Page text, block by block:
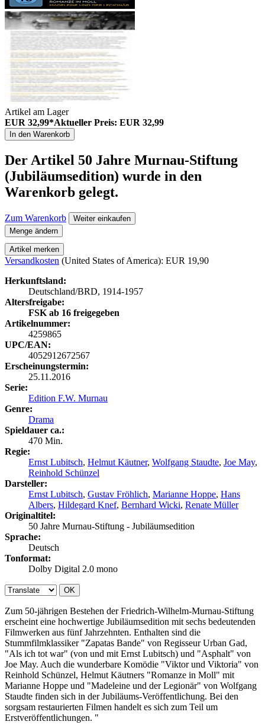
Artikel am Lager
EUR 32,99*Aktueller Preis: EUR 32,99
In den Warenkorb
Der Artikel 50 Jahre Murnau-Stiftung
(Jubiläumsedition) wurde in den
Warenkorb gelegt.
Zum Warenkorb
Weiter einkaufen
Menge ändern
Artikel merken
Versandkosten (United States of America): EUR 19,90
Herkunftsland:
Deutschland/BRD, 1914-1957
Altersfreigabe:
FSK ab 16 freigegeben
Artikelnummer:
4259865
UPC/EAN:
4052912672567
Erscheinungstermin:
25.11.2016
Serie:
Edition F.W. Murnau
Genre:
Drama
Spieldauer ca.:
470 Min.
Regie:
Ernst Lubitsch, Helmut Käutner, Wolfgang Staudte, Joe May,
Reinhold Schünzel
Darsteller:
Ernst Lubitsch, Gustav Fröhlich, Marianne Hoppe, Hans
Albers, Hildegard Knef, Bernhard Wicki, Renate Müller
Originaltitel:
50 Jahre Murnau-Stiftung - Jubiläumsedition
Sprache:
Deutsch
Tonformat:
Dolby Digital 2.0 mono
OK
Zum 50-jährigen Bestehen der Friedrich-Wilhelm-Murnau-Stiftung
erscheint eine hochwertige Jubiläumsedition mit sechs bedeutenden
Filmwerken aus fünf Jahrzehnten. Enthalten sind die
Stummfilmklassiker "Zapatas Bande" von Regisseur Urban Gad,
"Als ich tot war" (von und mit Ernst Lubitsch) und "Asphalt" von
Joe May. Auch die wunderbare Komödie "Viktor und Viktoria" von
Reinhold Schünzel, Helmut Käutners "Romanze in Moll" mit
Marianne Hoppe und "Madeleine und der Legionär" von Wolfgang
Staudte finden sich in der Jubiläums-Veröffentlichung. Bei den
sorgsam restaurierten Filmen handelt es sich zum Teil um
Erstveröffentlichungen. "